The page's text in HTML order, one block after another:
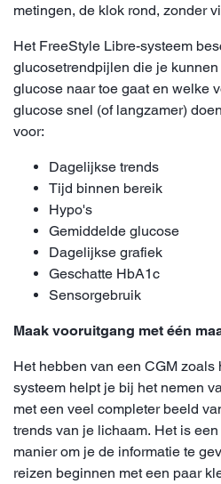
metingen, de klok rond, zonder
Het FreeStyle Libre-systeem
glucosetrendpijlen die je
glucose naar toe gaat en welke
glucose snel (of langzamer)
voor:
Dagelijkse trends
Tijd binnen bereik
Hypo's
Gemiddelde glucose
Dagelijkse grafiek
Geschatte HbA1c
Sensorgebruik
Maak vooruitgang met één
Het hebben van een CGM zoals
systeem helpt je bij het nemen
met een veel completer beeld
trends van je lichaam. Het is
manier om je de informatie te
reizen beginnen met een paar